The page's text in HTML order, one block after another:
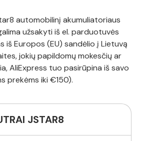
automobilinį akumuliatoriaus
užsakyti iš el. parduotuvės
iš Europos (EU) sandėlio į Lietuvą
jokių papildomų mokesčių ar
AliExpress tuo pasirūpina iš savo
prekėms iki €150).
JSTAR8